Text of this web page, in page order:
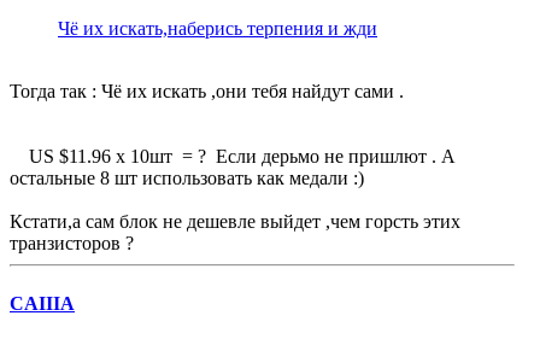
Чё их искать,наберись терпения и жди
Тогда так : Чё их искать ,они тебя найдут сами .
US $11.96 х 10шт = ? Если дерьмо не пришлют . А
остальные 8 шт использовать как медали :)
Кстати,а сам блок не дешевле выйдет ,чем горсть этих
транзисторов ?
CAIIIA